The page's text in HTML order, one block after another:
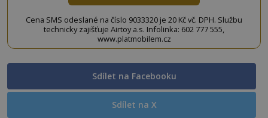
Cena SMS odeslané na číslo 9033320 je 20 Kč vč. DPH. Službu
technicky zajišťuje Airtoy a.s. Infolinka: 602 777 555,
www.platmobilem.cz
Sdílet na Facebooku
Sdílet na X